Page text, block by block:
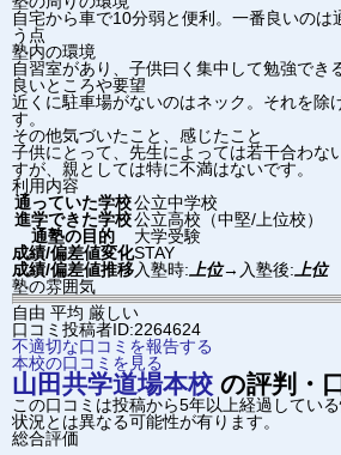
自宅から車で10分弱と便利。一番良いのは
う点
塾内の環境
自習室があり、子供曰く集中して勉強でき
良いところや要望
近くに駐車場がないのはネック。それを除
す。
その他気づいたこと、感じたこと
子供にとって、先生によっては若干合わな
すが、親としては特に不満はないです。
利用内容
通っていた学校公立中学校
進学できた学校公立高校（中堅/上位校）
通塾の目的
大学受験
成績/偏差値変化STAY
成績/偏差値推移入塾時: 上位→ 入塾後: 上位
塾の雰囲気
自由 平均 厳しい
口コミ投稿者ID:2264624
不適切な口コミを報告する
本校の口コミを見る
山田共学道場本校 の評判・
この口コミは投稿から5年以上経過してい
状況とは異なる可能性が有ります。
総合評価